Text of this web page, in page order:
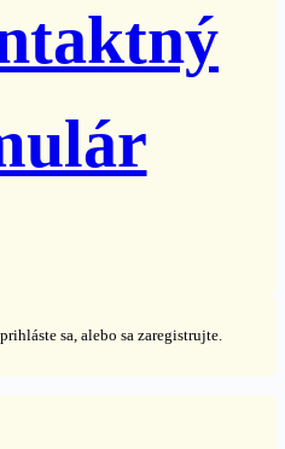
sa, alebo sa zaregistrujte.